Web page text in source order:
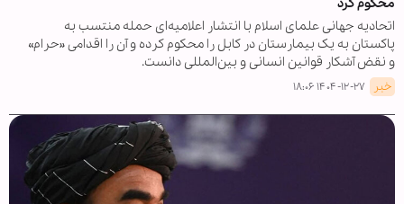
اتحادیه جهانی علمای اسلام با انتشار اعلامیه‌ای حمله منتسب به
پاکستان به یک بیمارستان در کابل را محکوم کرده و آن را اقدامی «حرام»
و نقض آشکار قوانین انسانی و بین‌المللی دانست.
خبر ۱۴۰۴-۱۲-۲۷ ۱۸:۰۶